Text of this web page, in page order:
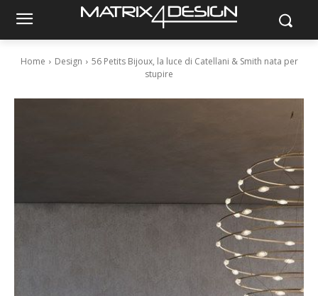
Home Design
56 Petits Bijoux, la luce di Catellani & Smith nata per
stupire